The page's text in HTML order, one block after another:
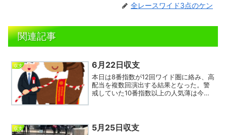
全レースワイド3点のケン
関連記事
収支 6月22日収支
本日は8番指数が12回ワイド圏に絡み、高
配当を複数回演出する結果となった。警
戒していた10番指数以上の人気薄は今日9
ースも3回ほどあ...
収支 5月25日収支